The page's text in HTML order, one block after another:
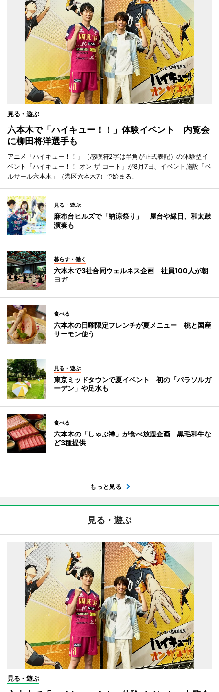
見る・遊ぶ
六本木で「ハイキュー！！」体験イベント 内覧会
に柳田将洋選手も
アニメ「ハイキュー！！」（感嘆符2字は半角が正式表記）の体験型イ
ベント「ハイキュー！！ オン ザ コート」が8月7日、イベント施設「ベ
ルサール六本木」（港区六本木7）で始まる。
見る・遊ぶ
麻布台ヒルズで「納涼祭り」 屋台や縁日、和太鼓
演奏も
暮らす・働く
六本木で3社合同ウェルネス企画 社員100人が朝
ヨガ
食べる
六本木の日曜限定フレンチが夏メニュー 桃と国産
サーモン使う
見る・遊ぶ
東京ミッドタウンで夏イベント 初の「パラソルガ
ーデン」や足水も
食べる
六本木の「しゃぶ禅」が食べ放題企画 黒毛和牛な
ど3種提供
もっと見る
見る・遊ぶ
見る・遊ぶ